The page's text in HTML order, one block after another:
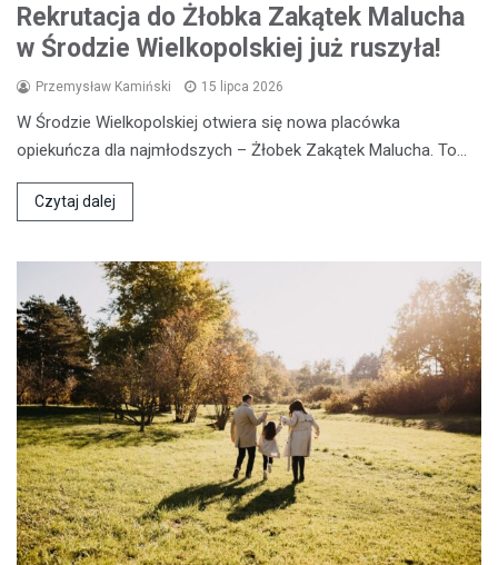
Rekrutacja do Żłobka Zakątek Malucha
w Środzie Wielkopolskiej już ruszyła!
Przemysław Kamiński 15 lipca 2026
W Środzie Wielkopolskiej otwiera się nowa placówka
opiekuńcza dla najmłodszych – Żłobek Zakątek Malucha. To…
Czytaj dalej